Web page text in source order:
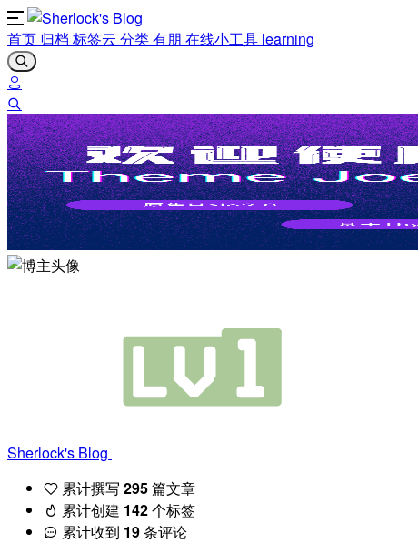
首页 归档 标签云 分类有朋 在线小工具 learning
Sherlock's Blog
累计撰写 295篇文章
累计创建 142个标签
累计收到 19条评论